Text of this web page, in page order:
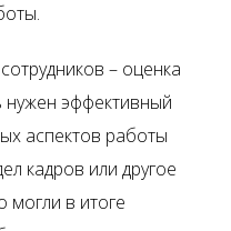
– оценка
нужен эффективный
аспектов работы
кадров или другое
могли в итоге